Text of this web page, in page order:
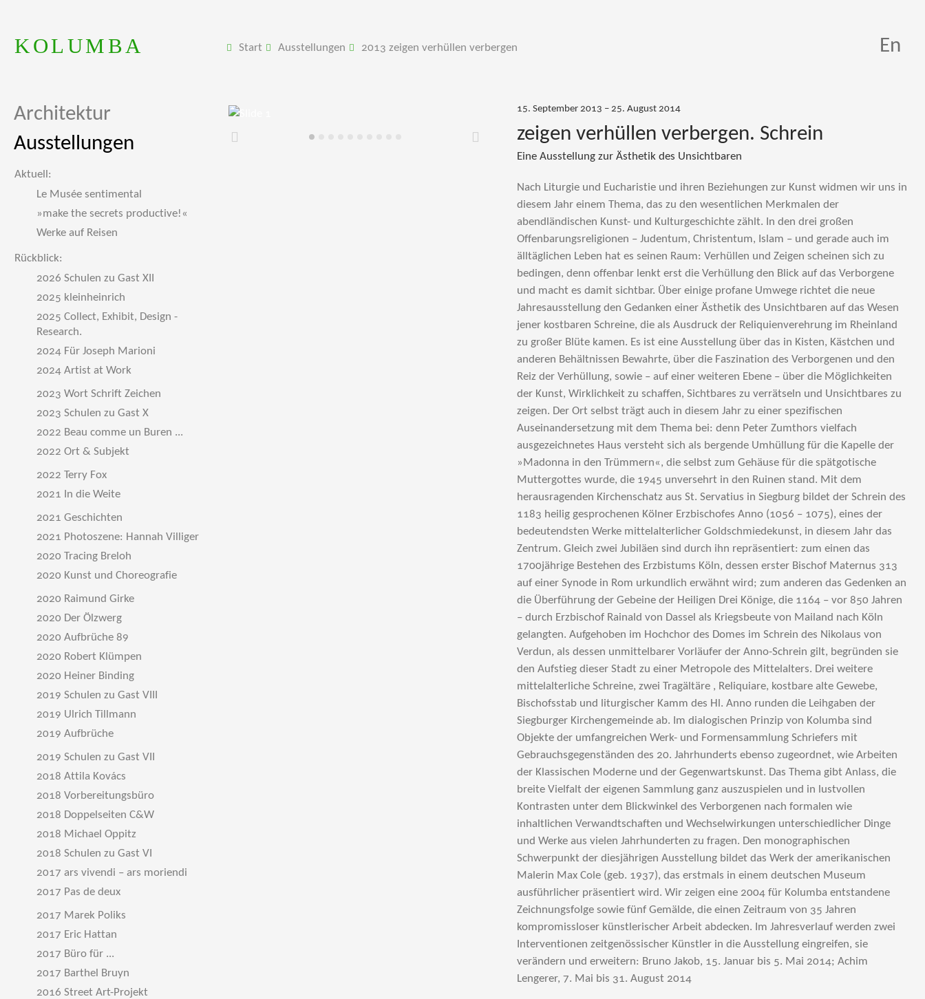
KOLUMBA Start Ausstellungen 2013 zeigen verhüllen verbergen En
Architektur
Ausstellungen
Aktuell:
Le Musée sentimental
»make the secrets productive!«
Werke auf Reisen
Rückblick:
2026 Schulen zu Gast XII
2025 kleinheinrich
2025 Collect, Exhibit, Design -
Research.
2024 Für Joseph Marioni
2024 Artist at Work
2023 Wort Schrift Zeichen
2023 Schulen zu Gast X
2022 Beau comme un Buren ...
2022 Ort & Subjekt
2022 Terry Fox
2021 In die Weite
2021 Geschichten
2021 Photoszene: Hannah Villiger
2020 Tracing Breloh
2020 Kunst und Choreografie
2020 Raimund Girke
2020 Der Ölzwerg
2020 Aufbrüche 89
2020 Robert Klümpen
2020 Heiner Binding
2019 Schulen zu Gast VIII
2019 Ulrich Tillmann
2019 Aufbrüche
2019 Schulen zu Gast VII
2018 Attila Kovács
2018 Vorbereitungsbüro
2018 Doppelseiten C&W
2018 Michael Oppitz
2018 Schulen zu Gast VI
2017 ars vivendi – ars moriendi
2017 Pas de deux
2017 Marek Poliks
2017 Eric Hattan
2017 Büro für ...
2017 Barthel Bruyn
2016 Street Art-Projekt
Zurück Weiter
15. September 2013 – 25. August 2014
zeigen verhüllen verbergen. Schrein
Eine Ausstellung zur Ästhetik des Unsichtbaren
Nach Liturgie und Eucharistie und ihren Beziehungen zur Kunst widmen wir uns in
diesem Jahr einem Thema, das zu den wesentlichen Merkmalen der
abendländischen Kunst- und Kulturgeschichte zählt. In den drei großen
Offenbarungsreligionen – Judentum, Christentum, Islam – und gerade auch im
älltäglichen Leben hat es seinen Raum: Verhüllen und Zeigen scheinen sich zu
bedingen, denn offenbar lenkt erst die Verhüllung den Blick auf das Verborgene
und macht es damit sichtbar. Über einige profane Umwege richtet die neue
Jahresausstellung den Gedanken einer Ästhetik des Unsichtbaren auf das Wesen
jener kostbaren Schreine, die als Ausdruck der Reliquienverehrung im Rheinland
zu großer Blüte kamen. Es ist eine Ausstellung über das in Kisten, Kästchen und
anderen Behältnissen Bewahrte, über die Faszination des Verborgenen und den
Reiz der Verhüllung, sowie – auf einer weiteren Ebene – über die Möglichkeiten
der Kunst, Wirklichkeit zu schaffen, Sichtbares zu verrätseln und Unsichtbares zu
zeigen. Der Ort selbst trägt auch in diesem Jahr zu einer spezifischen
Auseinandersetzung mit dem Thema bei: denn Peter Zumthors vielfach
ausgezeichnetes Haus versteht sich als bergende Umhüllung für die Kapelle der
»Madonna in den Trümmern«, die selbst zum Gehäuse für die spätgotische
Muttergottes wurde, die 1945 unversehrt in den Ruinen stand. Mit dem
herausragenden Kirchenschatz aus St. Servatius in Siegburg bildet der Schrein des
1183 heilig gesprochenen Kölner Erzbischofes Anno (1056 – 1075), eines der
bedeutendsten Werke mittelalterlicher Goldschmiedekunst, in diesem Jahr das
Zentrum. Gleich zwei Jubiläen sind durch ihn repräsentiert: zum einen das
1700jährige Bestehen des Erzbistums Köln, dessen erster Bischof Maternus 313
auf einer Synode in Rom urkundlich erwähnt wird; zum anderen das Gedenken an
die Überführung der Gebeine der Heiligen Drei Könige, die 1164 – vor 850 Jahren
– durch Erzbischof Rainald von Dassel als Kriegsbeute von Mailand nach Köln
gelangten. Aufgehoben im Hochchor des Domes im Schrein des Nikolaus von
Verdun, als dessen unmittelbarer Vorläufer der Anno-Schrein gilt, begründen sie
den Aufstieg dieser Stadt zu einer Metropole des Mittelalters. Drei weitere
mittelalterliche Schreine, zwei Tragältäre , Reliquiare, kostbare alte Gewebe,
Bischofsstab und liturgischer Kamm des Hl. Anno runden die Leihgaben der
Siegburger Kirchengemeinde ab. Im dialogischen Prinzip von Kolumba sind
Objekte der umfangreichen Werk- und Formensammlung Schriefers mit
Gebrauchsgegenständen des 20. Jahrhunderts ebenso zugeordnet, wie Arbeiten
der Klassischen Moderne und der Gegenwartskunst. Das Thema gibt Anlass, die
breite Vielfalt der eigenen Sammlung ganz auszuspielen und in lustvollen
Kontrasten unter dem Blickwinkel des Verborgenen nach formalen wie
inhaltlichen Verwandtschaften und Wechselwirkungen unterschiedlicher Dinge
und Werke aus vielen Jahrhunderten zu fragen. Den monographischen
Schwerpunkt der diesjährigen Ausstellung bildet das Werk der amerikanischen
Malerin Max Cole (geb. 1937), das erstmals in einem deutschen Museum
ausführlicher präsentiert wird. Wir zeigen eine 2004 für Kolumba entstandene
Zeichnungsfolge sowie fünf Gemälde, die einen Zeitraum von 35 Jahren
kompromissloser künstlerischer Arbeit abdecken. Im Jahresverlauf werden zwei
Interventionen zeitgenössischer Künstler in die Ausstellung eingreifen, sie
verändern und erweitern: Bruno Jakob, 15. Januar bis 5. Mai 2014; Achim
Lengerer, 7. Mai bis 31. August 2014